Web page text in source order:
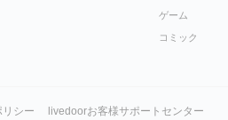
ゲーム
コミック
リシー livedoorお客様サポートセンター